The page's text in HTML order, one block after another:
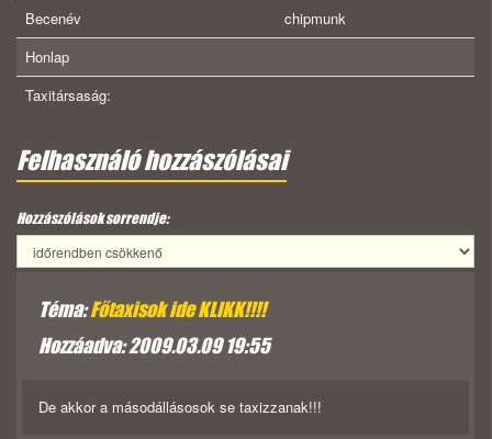
Becenév
chipmunk
Honlap
Taxitársaság:
Felhasználó hozzászólásai
Hozzászólások sorrendje:
Téma:Főtaxisok ide KLIKK!!!!
Hozzáadva: 2009.03.09 19:55
De akkor a másodállásosok se taxizzanak!!!